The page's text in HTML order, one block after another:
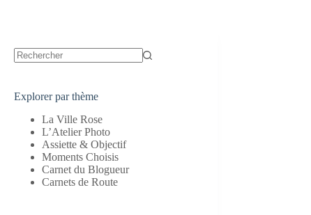
Explorer par thème
La Ville Rose
L’Atelier Photo
Assiette & Objectif
Moments Choisis
Carnet du Blogueur
Carnets de Route